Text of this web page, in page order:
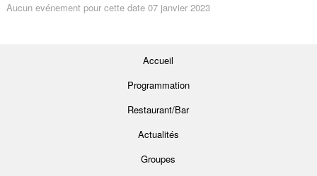
Aucun evénement pour cette date 07 janvier 2023
Accueil
Programmation
Restaurant/Bar
Actualités
Groupes